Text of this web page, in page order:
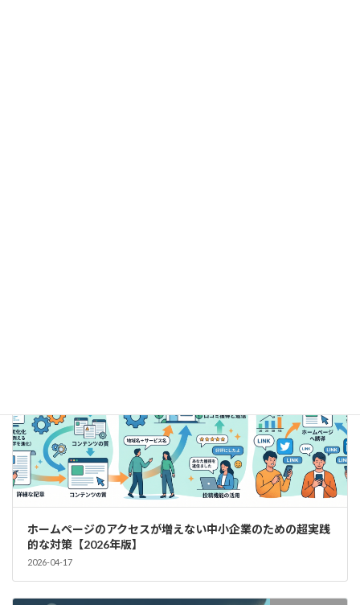
ホームページのアクセスが増えない中小企業のための超実践
的な対策【2026年版】
2026-04-17